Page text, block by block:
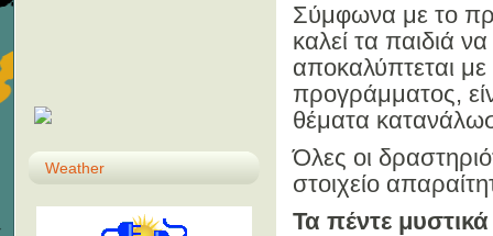
Σύμφωνα με το
καλεί τα παιδιά
αποκαλύπτεται
προγράμματος,
θέματα
Όλες οι
στοιχείο
Τα πέντε
Weather